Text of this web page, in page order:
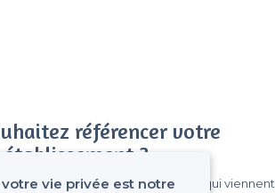
référencer votre
établissement ?
clients parmi le million de visiteurs qui viennent
vie privée est notre